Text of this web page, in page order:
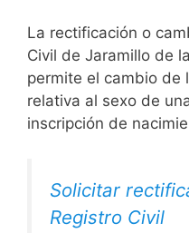
La rectificación o
Civil de Jaramillo de
permite el cambio de
relativa al sexo de
inscripción de
Solicitar
Registro Civil